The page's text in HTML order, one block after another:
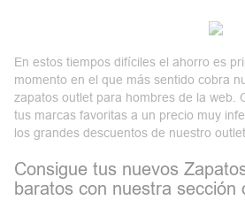
En estos tiempos difíciles elahorro es
momento en el que más sentido cobra
zapatos outlet para hombres de la web.
tus marcas favoritas a un precio muy
los grandes descuentos de nuestro
Consigue tus nuevos
baratos con nuestra sección